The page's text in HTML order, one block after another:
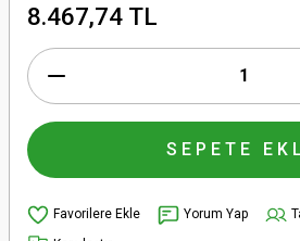
8.467,74 TL
SEPETE
Yorum Yap